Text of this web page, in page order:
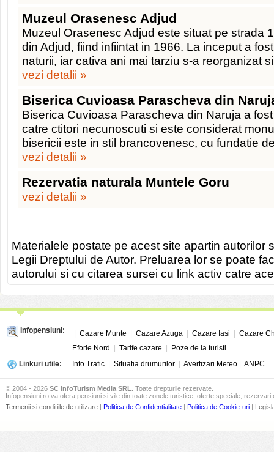
Muzeul Orasenesc Adjud
Muzeul Orasenesc Adjud este situat pe strada
din Adjud, fiind infiintat in 1966. La inceput a
naturii, iar cativa ani mai tarziu s-a reorganizat si
vezi detalii »
Biserica Cuvioasa Parascheva din
Biserica Cuvioasa Parascheva din Naruja a
catre ctitori necunoscuti si este considerat
bisericii este in stil brancovenesc, cu fundatie
vezi detalii »
Rezervatia naturala Muntele Goru
vezi detalii »
Materialele postate pe acest site apartin autorilor
Legii Dreptului de Autor. Preluarea lor se poate
autorului si cu citarea sursei cu link activ catre
Infopensiuni: Cazare Munte Cazare Azuga Cazare Iasi
Cazare
Eforie Nord
Tarife cazare
Poze de la turisti
Linkuri utile:
Info Trafic Situatia drumurilor Avertizari Meteo ANPC
© 2004 - 2026 SC InfoTurism Media SRL. Toate drepturile rezervate.
Infopensiuni.ro va ofera pensiuni si vile din toate zonele turistice, oferte speciale, rezervari
Termenii si conditiile de utilizare | Politica de Confidentialitate | Politica de Cookie-uri |